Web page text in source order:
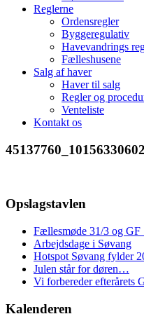
Reglerne
Ordensregler
Byggeregulativ
Havevandrings
Fælleshusene
Salg af haver
Haver til salg
Regler og
Venteliste
Kontakt os
Opslagstavlen
Fællesmøde 31/3 og GF
Arbejdsdage i Søvang
Hotspot Søvang fylder
Julen står for døren…
Vi forbereder efterårets
Kalenderen